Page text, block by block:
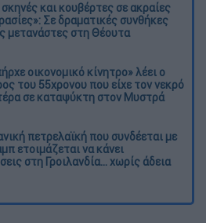
και κουβέρτες σε ακραίες
Σε δραματικές συνθήκες
μετανάστες στη Θέουτα
οικονομικό κίνητρο» λέει ο
του 55χρονου που είχε τον νεκρό
σε καταψύκτη στον Μυστρά
πετρελαϊκή που συνδέεται με
ετοιμάζεται να κάνει
στη Γροιλανδία... χωρίς άδεια